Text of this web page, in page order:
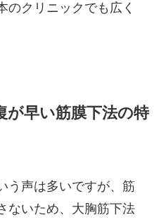
のクリニックでも広く
が早い筋膜下法の特
う声は多いですが、筋
ないため、大胸筋下法